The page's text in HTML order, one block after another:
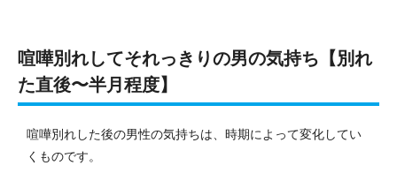
喧嘩別れしてそれっきりの男の気持ち【別れ
た直後〜半月程度】
喧嘩別れした後の男性の気持ちは、時期によって変化してい
くものです。